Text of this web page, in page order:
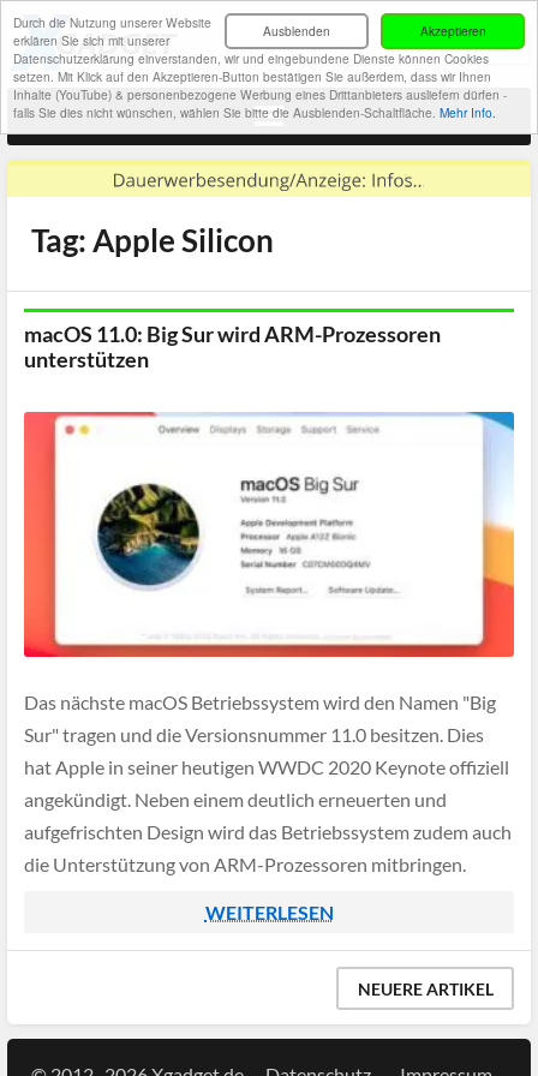
Akzeptieren
Ausblenden
Durch die Nutzung unserer Website
erklären Sie sich mit unserer
Datenschutzerklärung einverstanden, wir und eingebundene Dienste können Cookies
setzen. Mit Klick auf den Akzeptieren-Button bestätigen Sie außerdem, dass wir Ihnen
Inhalte (YouTube) & personenbezogene Werbung eines Drittanbieters ausliefern dürfen -
falls Sie dies nicht wünschen, wählen Sie bitte die Ausblenden-Schaltfläche. Mehr Info.
Tag: Apple Silicon
macOS 11.0: Big Sur wird ARM-Prozessoren
unterstützen
Das nächste macOS Betriebssystem wird den Namen "Big
Sur" tragen und die Versionsnummer 11.0 besitzen. Dies
hat Apple in seiner heutigen WWDC 2020 Keynote offiziell
angekündigt. Neben einem deutlich erneuerten und
aufgefrischten Design wird das Betriebssystem zudem auch
die Unterstützung von ARM-Prozessoren mitbringen.
WEITERLESEN
NEUERE ARTIKEL